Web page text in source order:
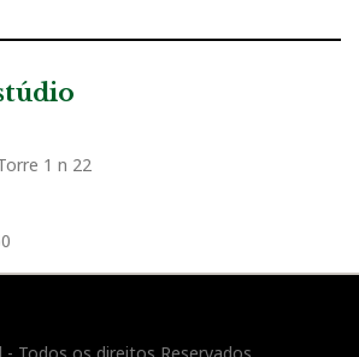
1 n 22